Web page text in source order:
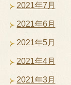
2021年7月
2021年6月
2021年5月
2021年4月
2021年3月